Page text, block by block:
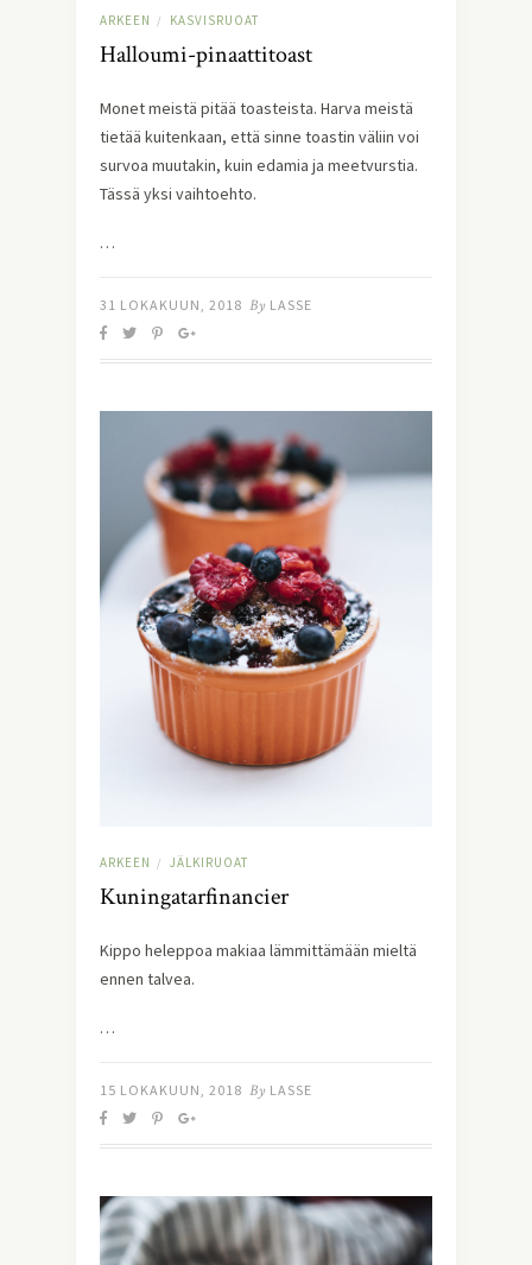
ARKEEN / KASVISRUOAT
Halloumi-pinaattitoast
Monet meistä pitää toasteista. Harva meistä
tietää kuitenkaan, että sinne toastin väliin voi
survoa muutakin, kuin edamia ja meetvurstia.
Tässä yksi vaihtoehto.
…
31 LOKAKUUN, 2018 By LASSE
ARKEEN / JÄLKIRUOAT
Kuningatarfinancier
Kippo heleppoa makiaa lämmittämään mieltä
ennen talvea.
…
15 LOKAKUUN, 2018 By LASSE